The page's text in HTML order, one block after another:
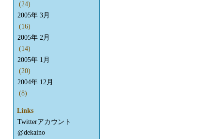
(24)
2005年 3月
(16)
2005年 2月
(14)
2005年 1月
(20)
2004年 12月
(8)
Links
Twitterアカウント
@dekaino